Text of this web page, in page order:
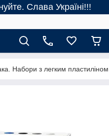
Слава Україні!!!
Набори з легким пластиліном